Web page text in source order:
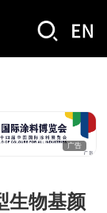
广告
生物基颜